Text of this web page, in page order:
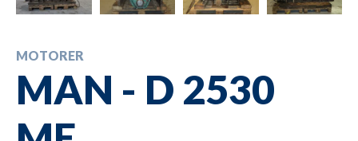
MOTORER
MAN - D 2530